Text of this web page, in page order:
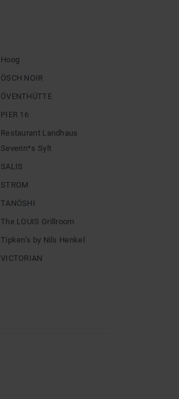
Hoog
ÖSCH NOIR
ÖVENTHÜTTE
PIER 16
Restaurant Landhaus
Severin*s Sylt
SALIS
STROM
TANÖSHI
The LOUIS Grillroom
Tipken’s by Nils Henkel
VICTORIAN